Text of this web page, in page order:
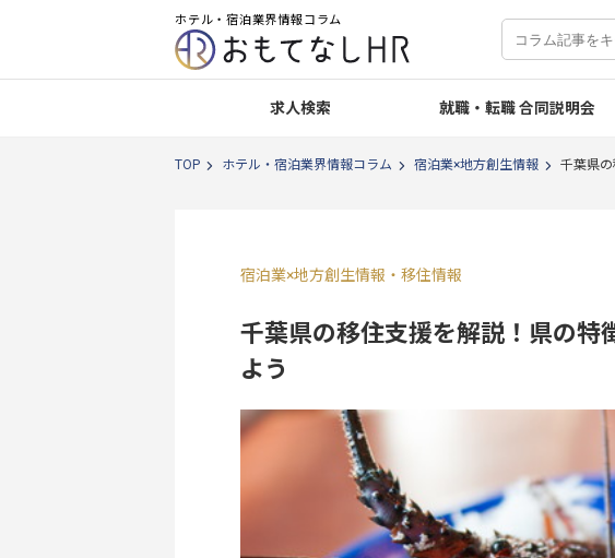
ホテル・宿泊業界情報コラム
求人検索 就職・転職 合同説明会
TOP ホテル・宿泊業界情報コラム 宿泊業×地方創生情報 千葉県
宿泊業×地方創生情報 ・ 移住情報
千葉県の移住支援を解説！県の特
よう